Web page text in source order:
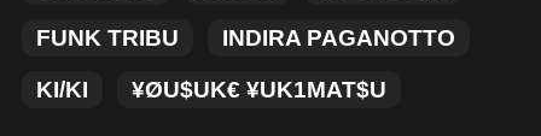
FUNK TRIBU INDIRA PAGANOTTO
KI/KI ¥ØU$UK€ ¥UK1MAT$U